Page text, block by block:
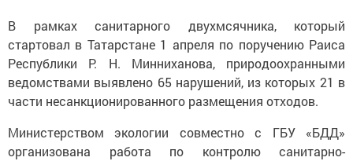
В рамках санитарного двухмсячника, который
стартовал в Татарстане 1 апреля по поручению Раиса
Республики Р. Н. Минниханова, природоохранными
ведомствами выявлено 65 нарушений, из которых 21 в
части несанкционированного размещения отходов.
Министерством экологии совместно с ГБУ «БДД»
организована работа по контролю санитарно-